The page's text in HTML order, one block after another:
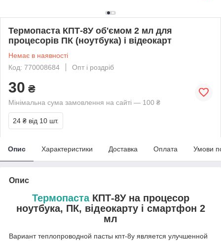
Термопаста КПТ-8У об'ємом 2 мл для
процесорів ПК (ноутбука) і відеокарт
Немає в наявності
Код: 770008684
Опт і роздріб
30 ₴
Мінімальна сума замовлення на сайті — 100 ₴
24 ₴ від 10 шт.
Опис Характеристики Доставка Оплата Умови
Опис
ТермопастаКПТ-8У на процесор
ноутбука, ПК, відеокарту і смартфон 2
мл
Вариант теплопроводной пасты кпт-8у является улучшенной